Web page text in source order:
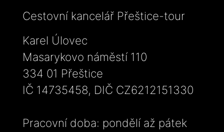
Cestovní kancelář Přeštice-tour
Karel Úlovec
Masarykovo náměstí 110
334 01 Přeštice
IČ 14735458, DIČ CZ6212151330
Pracovní doba: pondělí až pátek